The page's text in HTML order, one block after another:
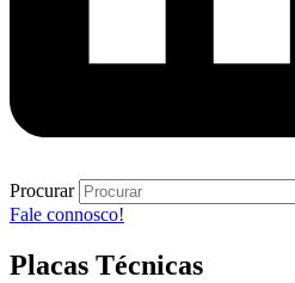
Procurar
Fale connosco!
Placas Técnicas